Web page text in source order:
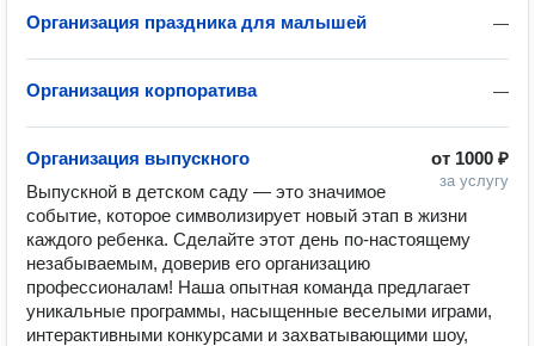
—
Организация праздника для малышей
—
Организация корпоратива
от 1000 ₽
за услугу
Организация выпускного
Выпускной в детском саду — это значимое
событие, которое символизирует новый этап в жизни
каждого ребенка. Сделайте этот день по-настоящему
незабываемым, доверив его организацию
профессионалам! Наша опытная команда предлагает
уникальные программы, насыщенные веселыми играми,
интерактивными конкурсами и захватывающими шоу,